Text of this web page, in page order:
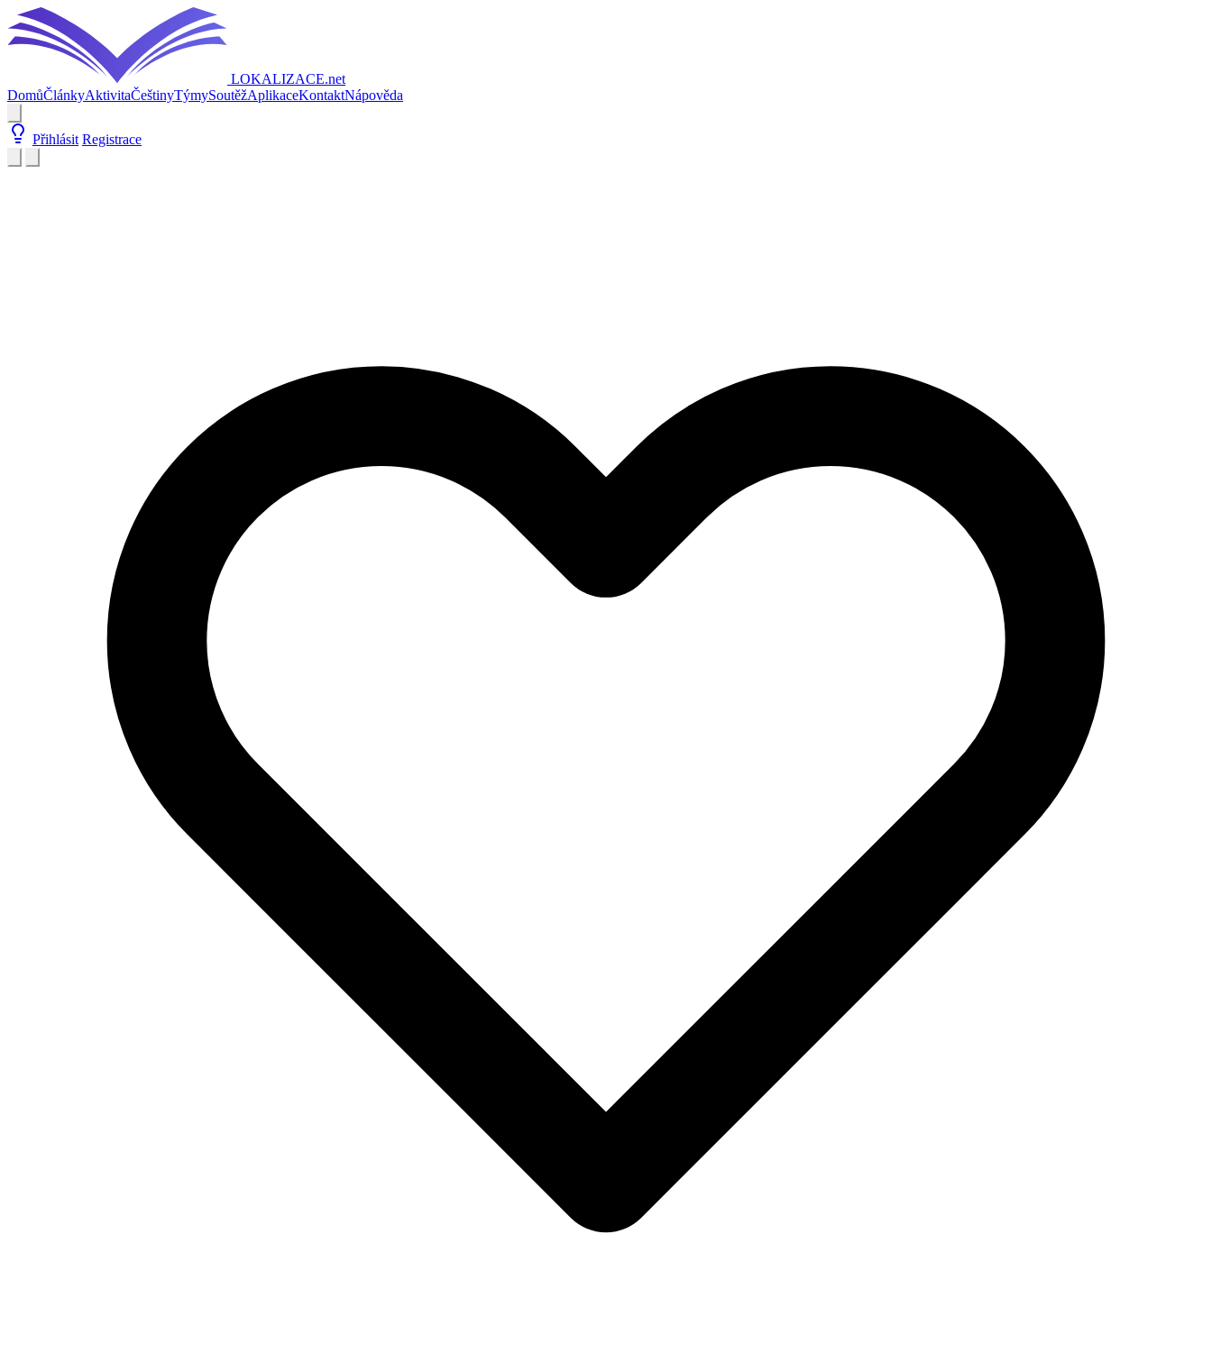
LOKALIZACE.net
DomůČlánkyAktivitaČeštinyTýmySoutěžAplikaceKontaktNápověda
Přihlásit Registrace